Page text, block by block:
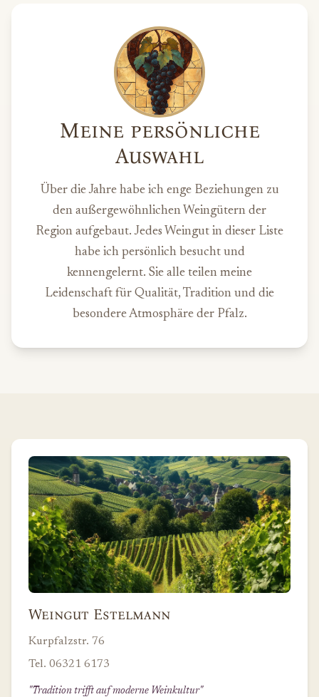
Meine persönliche
Auswahl
Über die Jahre habe ich enge Beziehungen zu
den außergewöhnlichen Weingütern der
Region aufgebaut. Jedes Weingut in dieser Liste
habe ich persönlich besucht und
kennengelernt. Sie alle teilen meine
Leidenschaft für Qualität, Tradition und die
besondere Atmosphäre der Pfalz.
Weingut Estelmann
Kurpfalzstr. 76
Tel. 06321 6173
"Tradition trifft auf moderne Weinkultur"